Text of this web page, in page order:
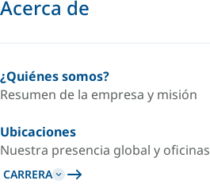
Acerca de
¿Quiénes somos?
Resumen de la empresa y misión
Ubicaciones
Nuestra presencia global y oficinas
CARRERA